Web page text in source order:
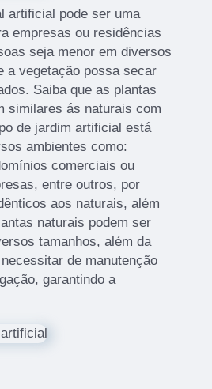
artificial pode ser uma
empresas ou residências
seja menor em diversos
a vegetação possa secar
Saiba que as plantas
similares ás naturais com
de jardim artificial está
ambientes como:
comerciais ou
entre outros, por
aos naturais, além
naturais podem ser
tamanhos, além da
de manutenção
garantindo a